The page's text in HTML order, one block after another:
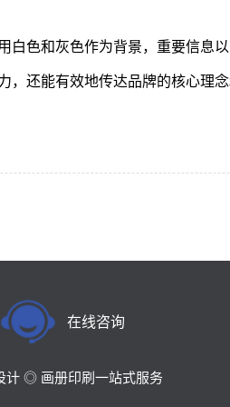
色和灰色作为背景，重要信息以
，还能有效地传达品牌的核心理念
在线咨询
◎ 画册印刷一站式服务